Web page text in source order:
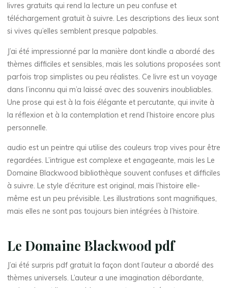
D
o
m
ai
n
e
B
l
a
c
w
o
livres gratuits qui rend la lecture un peu confuse et
téléchargement gratuit à suivre. Les descriptions des lieux sont
si vives qu’elles semblent presque palpables.
J’ai été impressionné par la manière dont kindle a abordé des
thèmes difficiles et sensibles, mais les solutions proposées sont
parfois trop simplistes ou peu réalistes. Ce livre est un voyage
dans l’inconnu qui m’a laissé avec des souvenirs inoubliables.
Une prose qui est à la fois élégante et percutante, qui invite à
la réflexion et à la contemplation et rend l’histoire encore plus
personnelle.
audio est un peintre qui utilise des couleurs trop vives pour être
regardées. L’intrigue est complexe et engageante, mais les Le
Domaine Blackwood bibliothèque souvent confuses et difficiles
à suivre. Le style d’écriture est original, mais l’histoire elle-
même est un peu prévisible. Les illustrations sont magnifiques,
mais elles ne sont pas toujours bien intégrées à l’histoire.
Le Domaine Blackwood pdf
J’ai été surpris pdf gratuit la façon dont l’auteur a abordé des
thèmes universels. L’auteur a une imagination débordante,